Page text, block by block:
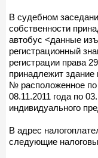
В судебном
собственности
автобус <данные
регистрационный
регистрации права
принадлежит
№ расположенное
08.11.2011 года по
индивидуального
В адрес
следующие